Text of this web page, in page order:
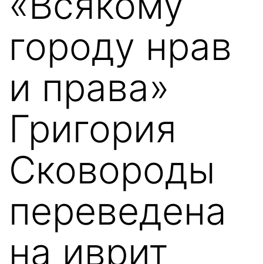
городу нрав
и права»
Григория
Сковороды
переведена
на иврит